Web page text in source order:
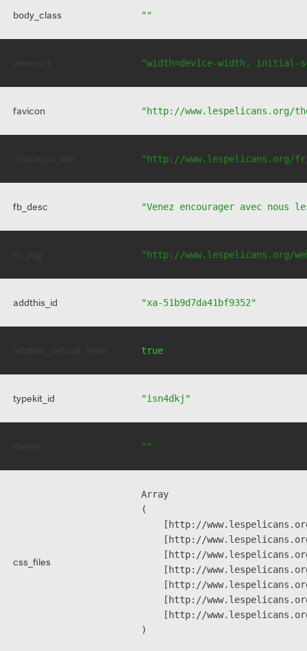
body_class ""
"width=device-width, initial-
favicon "http://www.lespelicans.org/
"http://www.lespelicans.org/
fb_desc "Venez encourager avec
"http://www.lespelicans.org/
addthis_id "xa-51b9d7da41bf9352"
true
typekit_id "isn4dkj"
""
css_files
Array
(
[http://
[http://
[http://
[http://
[http://
[http://
[http://